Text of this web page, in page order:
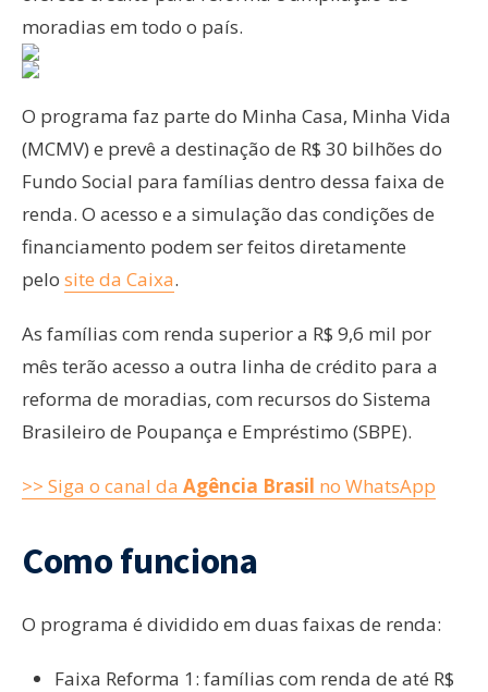
moradias em todo o país.
O programa faz parte do Minha Casa, Minha Vida
(MCMV) e prevê a destinação de R$ 30 bilhões do
Fundo Social para famílias dentro dessa faixa de
renda. O acesso e a simulação das condições de
financiamento podem ser feitos diretamente
pelo site da Caixa.
As famílias com renda superior a R$ 9,6 mil por
mês terão acesso a outra linha de crédito para a
reforma de moradias, com recursos do Sistema
Brasileiro de Poupança e Empréstimo (SBPE).
>> Siga o canal da Agência Brasil no WhatsApp
Como funciona
O programa é dividido em duas faixas de renda:
Faixa Reforma 1: famílias com renda de até R$